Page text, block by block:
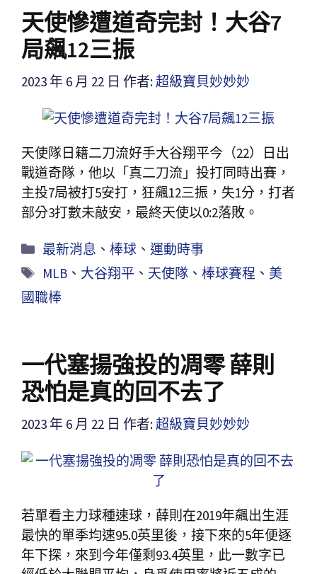
天使慘遭道奇完封！大谷7
局飆12三振
2023 年 6 月 22 日 作者: 超級寶貝妙妙妙
天使隊日籍二刀流好手大谷翔平今（22）日出
戰道奇隊，他以「真二刀流」投打同時出賽，
主投7局被打5安打，狂飆12三振，失1分，打者
部分3打數未敲安，最終天使以0:2落敗。
最新消息 、棒球 、運動時事
MLB 、 大谷翔平 、 天使隊 、棒球賽程 、 美
國職棒
一代塞揚強投的凋零 薛則
恐怕是真的回不去了
2023 年 6 月 22 日 作者: 超級寶貝妙妙妙
若單看主力球種速球，薛則在2019年飆出生涯
最快的單季均速95.0英里後，接下來的5年便逐
年下探，來到今年僅剩93.4英里，此一數字已